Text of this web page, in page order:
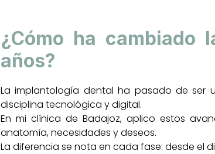
¿Cómo ha cambiado
años?
La implantología dental ha pasado de ser
disciplina tecnológica y digital.
En mi clínica de Badajoz, aplico estos
anatomía, necesidades y deseos.
La diferencia se nota en cada fase: desde el